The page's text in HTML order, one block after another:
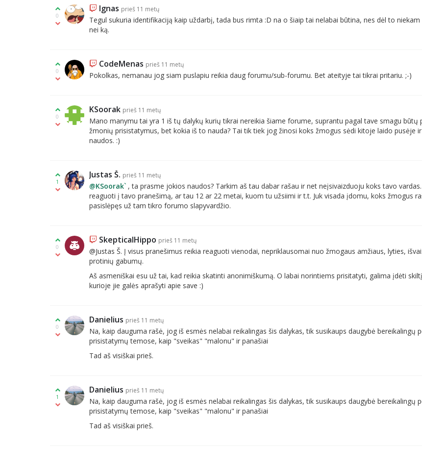
0
Ignas prieš 11 metų
Tegul sukuria identifikaciją kaip uždarbį, tada bus rimta :D na o šiaip tai nelabai būtina, nes dėl to niekam
nei ką.
0
CodeMenas prieš 11 metų
Pokolkas, nemanau jog siam puslapiu reikia daug forumu/sub-forumu. Bet ateityje tai tikrai pritariu. ;-)
0
KSoorak prieš 11 metų
Mano manymu tai yra 1 iš tų dalykų kurių tikrai nereikia šiame forume, suprantu pagal tave smagu būtų
žmonių prisistatymus, bet kokia iš to nauda? Tai tik tiek jog žinosi koks žmogus sėdi kitoje laido pusėje
naudos. :)
1
Justas Š. prieš 11 metų
@KSoorak` , ta prasme jokios naudos? Tarkim aš tau dabar rašau ir net neįsivaizduoju koks tavo
reaguoti į tavo pranešimą, ar tau 12 ar 22 metai, kuom tu užsiimi ir t.t. Juk visada įdomu, koks žmogus
pasislėpęs už tam tikro forumo slapyvardžio.
0
SkepticalHippo prieš 11 metų
@Justas Š. Į visus pranešimus reikia reaguoti vienodai, nepriklausomai nuo žmogaus amžiaus, lyties,
protinių gabumų.
Aš asmeniškai esu už tai, kad reikia skatinti anonimiškumą. O labai norintiems prisitatyti, galima įdėti
kurioje jie galės aprašyti apie save :)
0
Danielius prieš 11 metų
Na, kaip dauguma rašė, jog iš esmės nelabai reikalingas šis dalykas, tik susikaups daugybė bereikalingų
prisistatymų temose, kaip "sveikas" "malonu" ir panašiai
Tad aš visiškai prieš.
1
Danielius prieš 11 metų
Na, kaip dauguma rašė, jog iš esmės nelabai reikalingas šis dalykas, tik susikaups daugybė bereikalingų
prisistatymų temose, kaip "sveikas" "malonu" ir panašiai
Tad aš visiškai prieš.